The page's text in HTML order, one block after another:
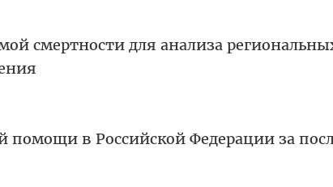
смертности для анализа
помощи в Российской Федерации за